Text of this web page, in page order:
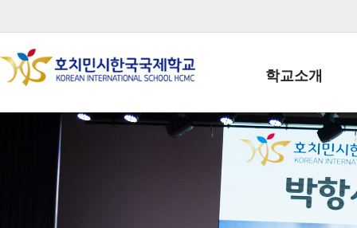
학교소개
학교장인사말
학생회장인사말
학교상징